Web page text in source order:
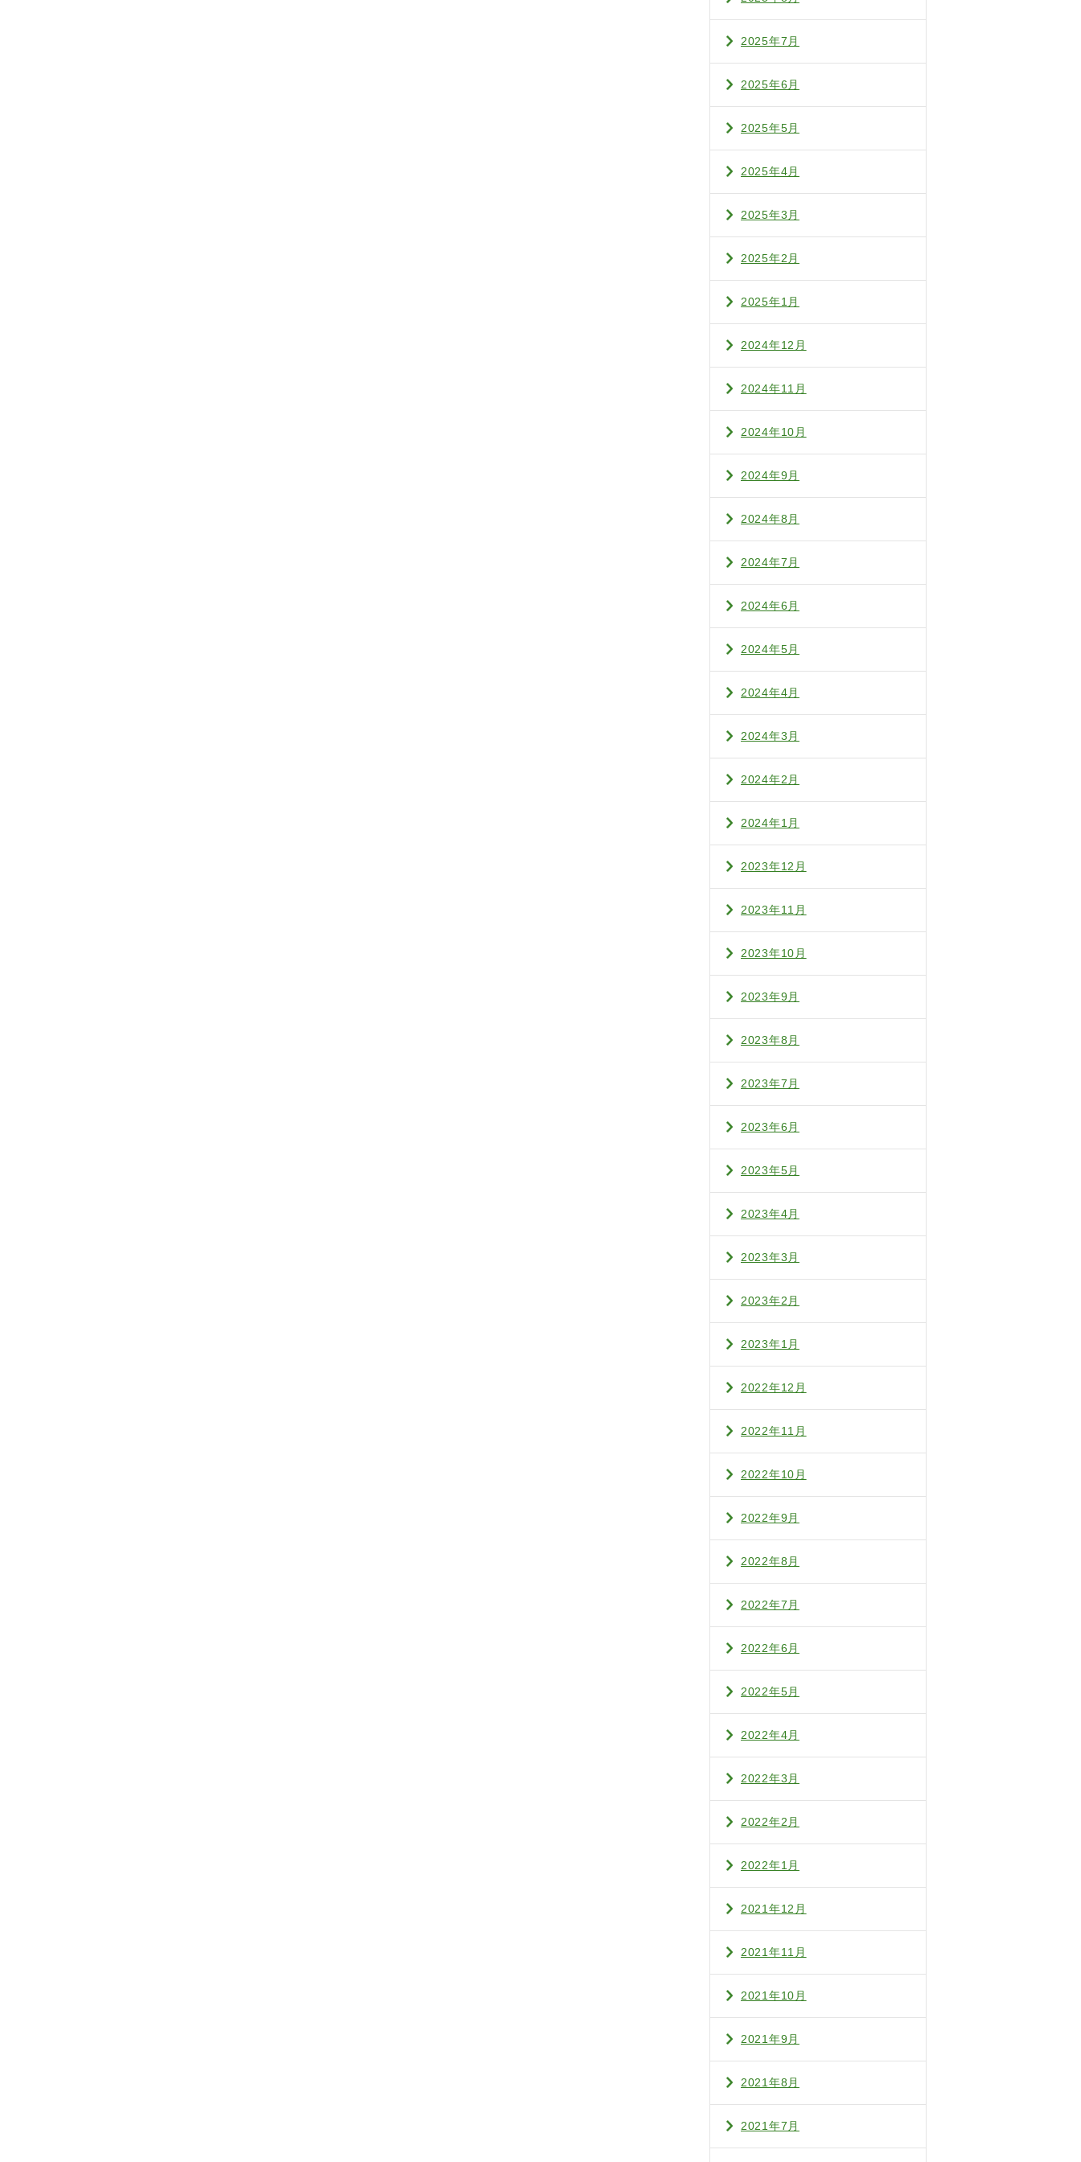
2025年7月
2025年6月
2025年5月
2025年4月
2025年3月
2025年2月
2025年1月
2024年12月
2024年11月
2024年10月
2024年9月
2024年8月
2024年7月
2024年6月
2024年5月
2024年4月
2024年3月
2024年2月
2024年1月
2023年12月
2023年11月
2023年10月
2023年9月
2023年8月
2023年7月
2023年6月
2023年5月
2023年4月
2023年3月
2023年2月
2023年1月
2022年12月
2022年11月
2022年10月
2022年9月
2022年8月
2022年7月
2022年6月
2022年5月
2022年4月
2022年3月
2022年2月
2022年1月
2021年12月
2021年11月
2021年10月
2021年9月
2021年8月
2021年7月